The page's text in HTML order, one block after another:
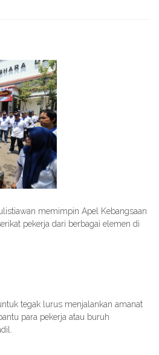
memimpin Apel Kebangsaan
pekerja dari berbagai elemen di
tegak lurus menjalankan amanat
para pekerja atau buruh